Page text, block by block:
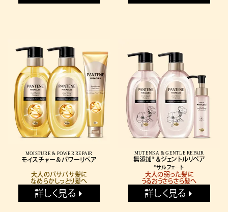
MOISTURE & POWER REPAIR
モイスチャー＆パワーリペア
大人のパサパサ髪に
なめらかしっとり髪へ
詳しく見る
MUTENKA & GENTLE REPAIR
*サルフェート
大人の弱った髪に
うるおうさらさら髪へ
詳しく見る